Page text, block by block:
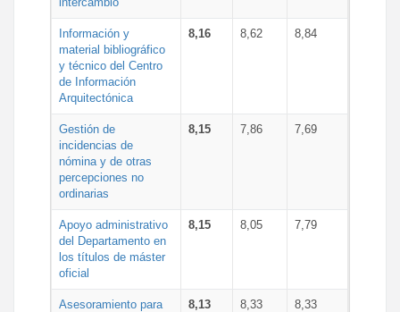
Información y
material bibliográfico
y técnico del Centro
de Información
Arquitectónica
8,16 8,62 8,84
Gestión de
incidencias de
nómina y de otras
percepciones no
ordinarias
8,15 7,86 7,69
Apoyo administrativo
del Departamento en
los títulos de máster
oficial
8,15 8,05 7,79
Asesoramiento para
8,13 8,33 8,33